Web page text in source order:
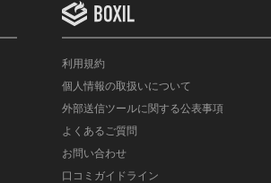
利用規約
個人情報の取扱いについて
外部送信ツールに関する公表事項
よくあるご質問
お問い合わせ
口コミガイドライン